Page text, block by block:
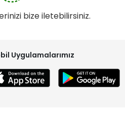
bize iletebilirsiniz.
Uygulamalarımız